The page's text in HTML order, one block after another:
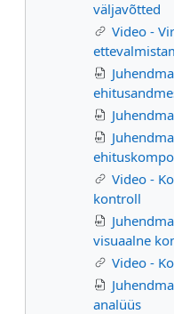
väljavõtted
Video -
Video -
kontroll
visuaalne
Video -
analüüs